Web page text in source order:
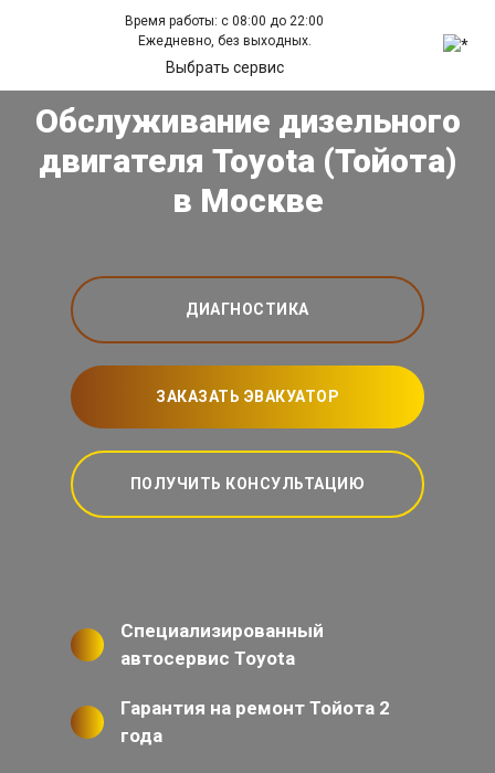
Время работы: с 08:00 до 22:00
Ежедневно, без выходных.
Выбрать сервис
Обслуживание дизельного
двигателя Toyota (Тойота)
в Москве
ДИАГНОСТИКА
ЗАКАЗАТЬ ЭВАКУАТОР
ПОЛУЧИТЬ КОНСУЛЬТАЦИЮ
Специализированный
автосервис Toyota
Гарантия на ремонт Тойота 2
года